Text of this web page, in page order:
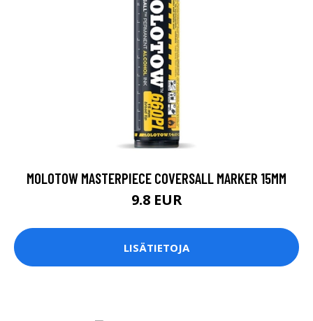
MOLOTOW MASTERPIECE COVERSALL MARKER 15MM
9.8 EUR
LISÄTIETOJA